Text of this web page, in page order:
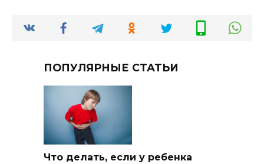
ПОПУЛЯРНЫЕ СТАТЬИ
Что делать, если у ребенка